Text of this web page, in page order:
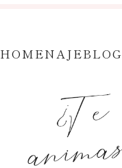
HOMENAJEBLOG